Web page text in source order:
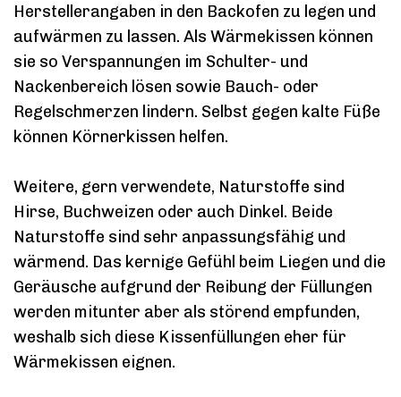
Herstellerangaben in den Backofen zu legen und
aufwärmen zu lassen. Als Wärmekissen können
sie so Verspannungen im Schulter- und
Nackenbereich lösen sowie Bauch- oder
Regelschmerzen lindern. Selbst gegen kalte Füße
können Körnerkissen helfen.
Weitere, gern verwendete, Naturstoffe sind
Hirse, Buchweizen oder auch Dinkel. Beide
Naturstoffe sind sehr anpassungsfähig und
wärmend. Das kernige Gefühl beim Liegen und die
Geräusche aufgrund der Reibung der Füllungen
werden mitunter aber als störend empfunden,
weshalb sich diese Kissenfüllungen eher für
Wärmekissen eignen.